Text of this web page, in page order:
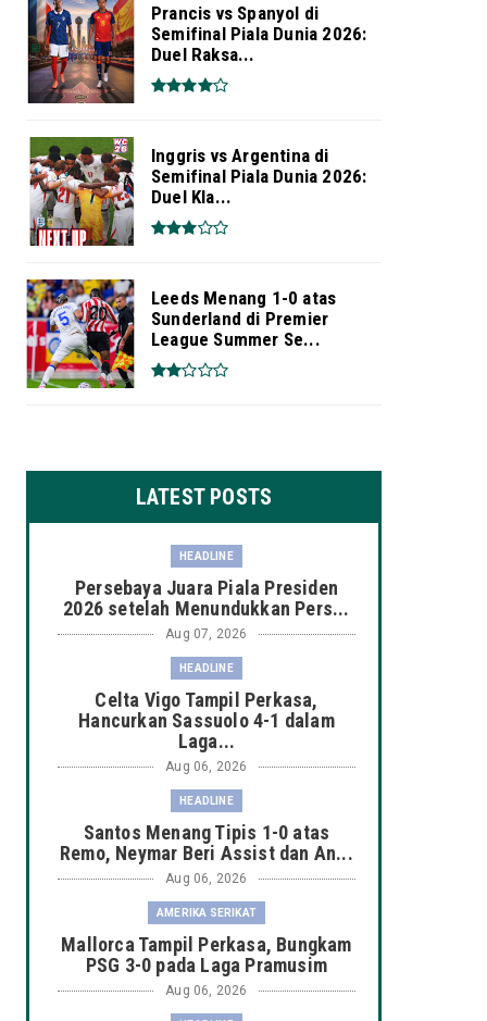
Prancis vs Spanyol di
Semifinal Piala Dunia 2026:
Duel Raksa...
Inggris vs Argentina di
Semifinal Piala Dunia 2026:
Duel Kla...
Leeds Menang 1-0 atas
Sunderland di Premier
League Summer Se...
LATEST POSTS
HEADLINE
Persebaya Juara Piala Presiden
2026 setelah Menundukkan Pers...
Aug 07, 2026
HEADLINE
Celta Vigo Tampil Perkasa,
Hancurkan Sassuolo 4-1 dalam
Laga...
Aug 06, 2026
HEADLINE
Santos Menang Tipis 1-0 atas
Remo, Neymar Beri Assist dan An...
Aug 06, 2026
AMERIKA SERIKAT
Mallorca Tampil Perkasa, Bungkam
PSG 3-0 pada Laga Pramusim
Aug 06, 2026